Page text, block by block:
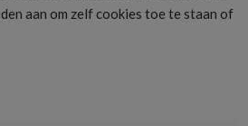
aan om zelf cookies toe te staan of